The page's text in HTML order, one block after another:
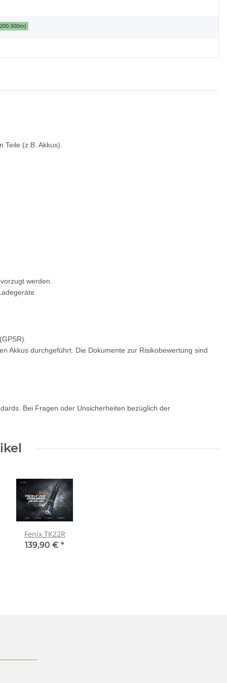
300m)
Teile (z.B. Akkus).
werden.
Akkus durchgeführt. Die Dokumente zur Risikobewertung sind
Bei Fragen oder Unsicherheiten bezüglich der
Fenix TK22R
139,90 € *